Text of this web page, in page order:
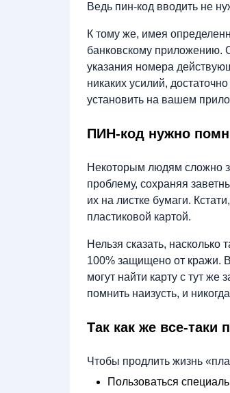
Ведь пин-код вводить не
К тому же, имея
банковскому приложению.
указания номера
никаких усилий,
установить на вашем
ПИН-код нужно
Некоторым людям сложно
проблему, сохраняя
их на листке бумаги.
пластиковой картой.
Нельзя сказать,
100% защищено от кражи.
могут найти карту с тут
помнить наизусть, и
Так как же все-таки
Чтобы продлить жизнь
Пользоваться